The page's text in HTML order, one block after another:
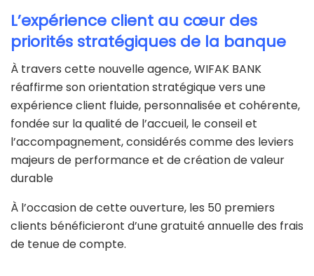
L’expérience client au cœur des
priorités stratégiques de la banque
À travers cette nouvelle agence, WIFAK BANK
réaffirme son orientation stratégique vers une
expérience client fluide, personnalisée et cohérente,
fondée sur la qualité de l’accueil, le conseil et
l’accompagnement, considérés comme des leviers
majeurs de performance et de création de valeur
durable
À l’occasion de cette ouverture, les 50 premiers
clients bénéficieront d’une gratuité annuelle des frais
de tenue de compte.